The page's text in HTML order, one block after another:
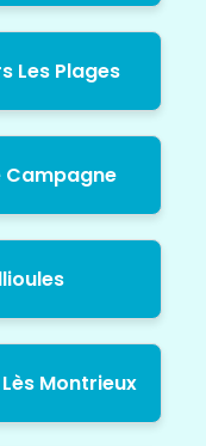
Les Plages
Campagne
Montrieux